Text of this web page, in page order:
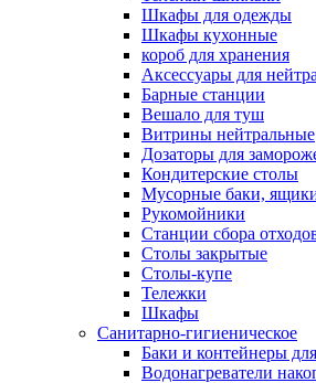
Шкафы для одежды
Шкафы кухонные
короб для хранения
Аксессуары для
Барные станции
Вешало для туш
Витрины нейтральные
Дозаторы для
Кондитерские столы
Мусорные баки,
Рукомойники
Станции сбора
Столы закрытые
Столы-купе
Тележки
Шкафы
Санитарно-гигиеническое
Баки и контейнеры
Водонагреватели